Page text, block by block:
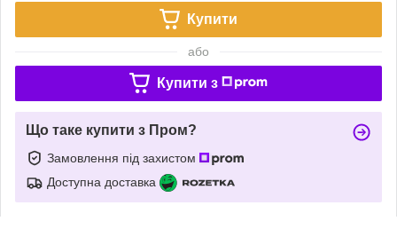
Купити
або
Купити з
Що таке купити з Пром?
Замовлення під захистом
Доступна доставка